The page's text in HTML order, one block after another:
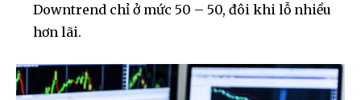
Downtrend chỉ ở mức 50 – 50, đôi khi lỗ nhiều
hơn lãi.